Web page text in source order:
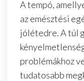
A tempó,
az emésztési
jólétedre. A túl
problémákhoz
tudatosabb